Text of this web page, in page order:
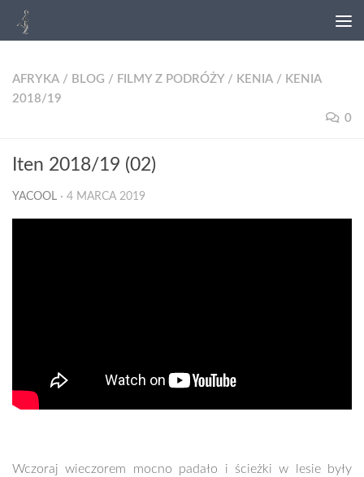
AFRYKA / BLOG / FILMY Z PODRÓŻY / KENIA / KENIA
2018/19
0
Iten 2018/19 (02)
YACOOL · 4 MARCA 2019
Wczoraj wieczorem mocno padało i ścieżki w lesie były